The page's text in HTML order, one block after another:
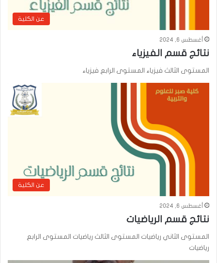
عن الكلية
أغسطس 6, 2024
نتائج قسم الفيزياء
المستوى الثالث فيزياء المستوى الرابع فيزياء
عن الكلية
أغسطس 6, 2024
نتائج قسم الرياضيات
المستوى الثاني رياضيات المستوى الثالث رياضيات المستوى الرابع
رياضيات